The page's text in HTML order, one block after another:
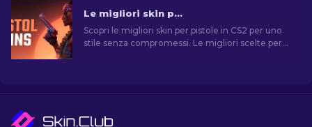
Le migliori skin per pistola in CS2 [2026]
Scopri le migliori skin per pistole in CS2 per uno
stile senza compromessi. Le migliori scelte per